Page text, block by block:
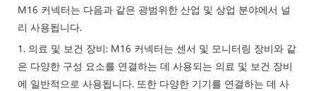
M16 커넥터는 다음과 같은 광범위한 산업 및 상업 분야에서 널
리 사용됩니다.
1. 의료 및 보건 장비: M16 커넥터는 센서 및 모니터링 장비와 같
은 다양한 구성 요소를 연결하는 데 사용되는 의료 및 보건 장비
에 일반적으로 사용됩니다. 또한 다양한 기기를 연결하는 데 사